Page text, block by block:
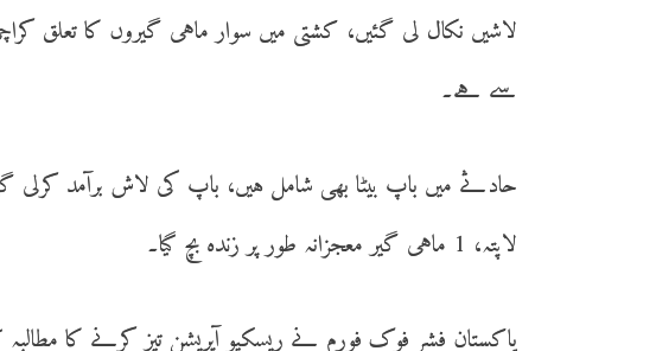
لاشیں نکال لی گئیں، کشتی میں سوار ماہی گیروں کا تعلق
سے ہے۔
لاپتہ، 1 ماہی گیر معجزانہ طور پر زندہ بچ گیا۔
پاکستان فشر فوک فورم نے ریسکیو آپریشن تیز کرنے کا مطالبہ